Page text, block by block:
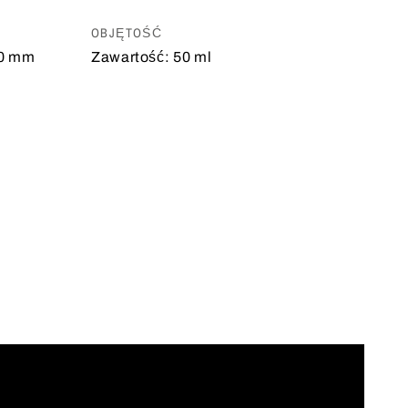
mm
OBJĘTOŚĆ
Zawartość: 50 ml